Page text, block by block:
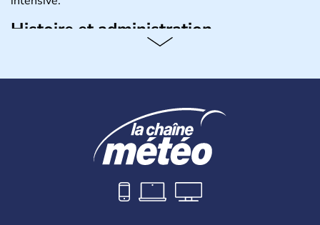
Histoire et administration
Biélorussie au Nord. La capitale s'appelle Kiev et
remonte au 24 août 1991. Sébastopol, Karkhov et
Odessa sont les principales villes d'Ukraine.